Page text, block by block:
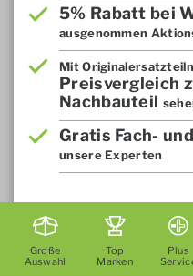
5% Rabatt bei
ausgenommen
Mit
Preisvergleich
Nachbauteil
Gratis Fach-
unsere Experten
Große
Auswahl
Top
Marken
Plus